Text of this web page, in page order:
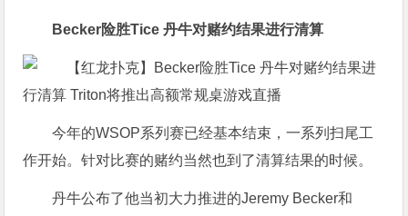
Becker险胜Tice 丹牛对赌约结果进行清算
今年的WSOP系列赛已经基本结束，一系列扫尾工
作开始。针对比赛的赌约当然也到了清算结果的时候。
丹牛公布了他当初大力推进的Jeremy Becker和